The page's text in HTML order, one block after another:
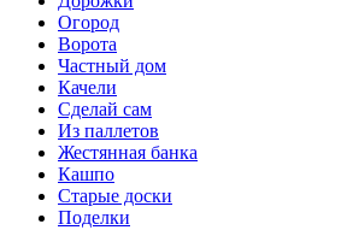
Огород
Ворота
Частный дом
Качели
Сделай сам
Из паллетов
Жестянная банка
Кашпо
Старые доски
Поделки